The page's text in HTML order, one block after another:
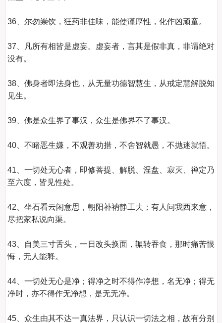
36、尔勿崇饮，狂药非佳味，能使谨厚性，化作凶顽童。
37、凡所有相皆是虚妄。虚妄者，言其是假非真，非谓绝对
没有。
38、佛身者即法身也，从无量功德智慧生，从戒定慧解脱知
见生。
39、佛是众生界了事汉，众生是佛界不了事汉。
40、不睹恶生嫌，不观善劝措，不舍智就愚，不抛迷就悟。
41、一切处无心者，即修菩提、解脱、涅盘、寂灭、禅定乃
至六度，皆见性处。
42、坐石看云闲意思，朝阳补衲静工夫；有人问我西来意，
尽把家私说向渠。
43、自美三寸舌头，一日改头换面，辗转吞食，那时痛苦恨
悔，无人能释。
44、一切处无心是净；得净之时不得作净想，名无净；得无
净时，亦不得作无净想，是无无净。
45、众生由其不达一真法界，只认识一切法之相，故有分别